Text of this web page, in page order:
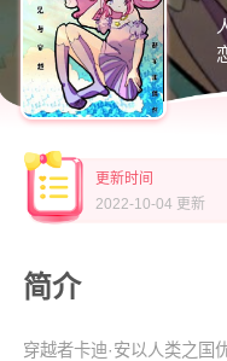
更新时间
2022-10-04 更新
简介
穿越者卡迪·安以人类之国